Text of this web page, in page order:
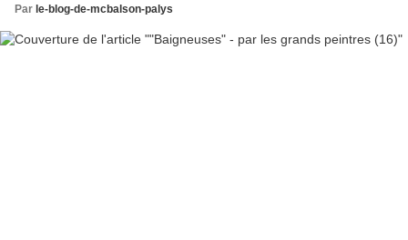
Par le-blog-de-mcbalson-palys